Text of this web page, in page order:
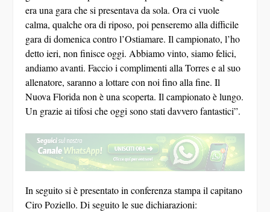
era una gara che si presentava da sola. Ora ci vuole
calma, qualche ora di riposo, poi penseremo alla difficile
gara di domenica contro l’Ostiamare. Il campionato, l’ho
detto ieri, non finisce oggi. Abbiamo vinto, siamo felici,
andiamo avanti. Faccio i complimenti alla Torres e al suo
allenatore, saranno a lottare con noi fino alla fine. Il
Nuova Florida non è una scoperta. Il campionato è lungo.
Un grazie ai tifosi che oggi sono stati davvero fantastici”.
In seguito si è presentato in conferenza stampa il capitano
Ciro Poziello. Di seguito le sue dichiarazioni: